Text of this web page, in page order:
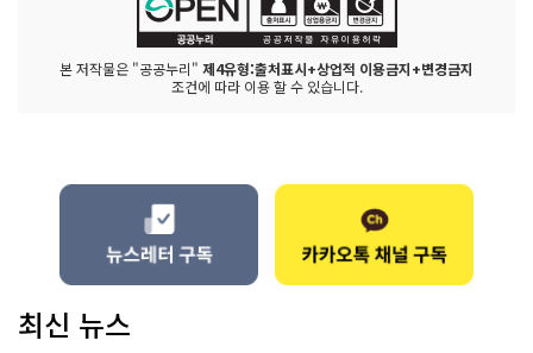
본 저작물은 "공공누리" 제4유형:출처표시+상업적 이용금지+변경금지
조건에 따라 이용 할 수 있습니다.
최신 뉴스